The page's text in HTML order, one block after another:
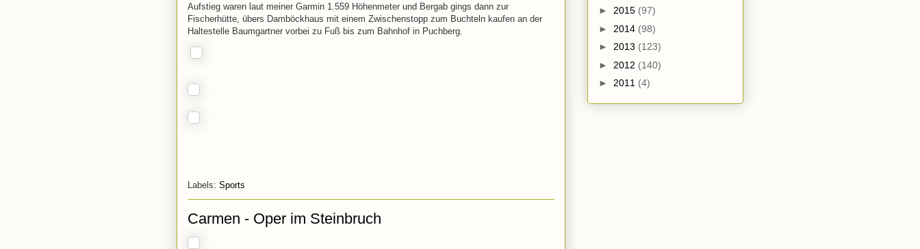
Aufstieg waren laut meiner Garmin 1.559 Höhenmeter und Bergab gings dann zur
Fischerhütte, übers Damböckhaus mit einem Zwischenstopp zum Buchteln kaufen an der
Haltestelle Baumgartner vorbei zu Fuß bis zum Bahnhof in Puchberg.
Labels: Sports
Carmen - Oper im Steinbruch
► 2015 (97)
► 2014 (98)
► 2013 (123)
► 2012 (140)
► 2011 (4)